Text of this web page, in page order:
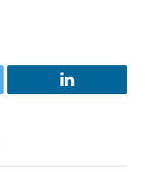
LinkedIn